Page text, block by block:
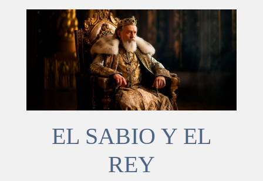
EL SABIO Y EL
REY